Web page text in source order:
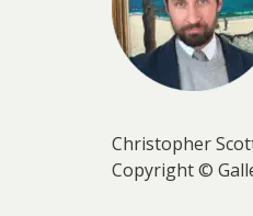
Christopher
Copyright ©